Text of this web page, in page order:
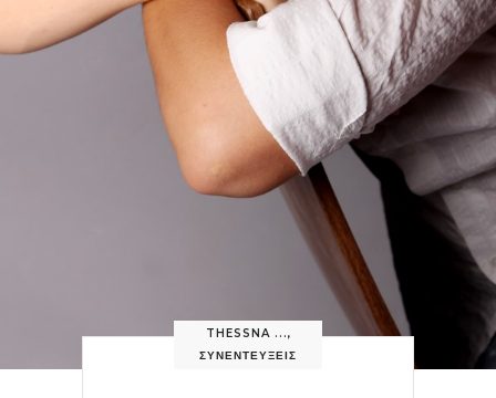
THESSNA ...,
ΣΥΝΕΝΤΕΥΞΕΙΣ